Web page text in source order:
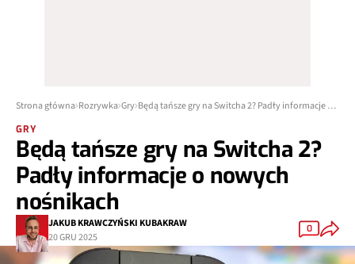
Strona główna Rozrywka Gry Będą tańsze gry na Switcha 2? Padły informacje o nowych nośnikach
GRY
Będą tańsze gry na Switcha 2?
Padły informacje o nowych
nośnikach
JAKUB KRAWCZYŃSKI KUBAKRAW
20 GRU 2025
0